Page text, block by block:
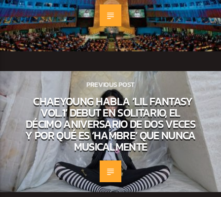
PREVIOUS POST
CHAEYOUNG HABLA ‘LIL FANTASY
VOL.1’ DEBUT EN SOLITARIO, EL
DÉCIMO ANIVERSARIO DE DOS VECES
Y POR QUÉ ES ‘HAMBRE’ QUE NUNCA
MUSICALMENTE